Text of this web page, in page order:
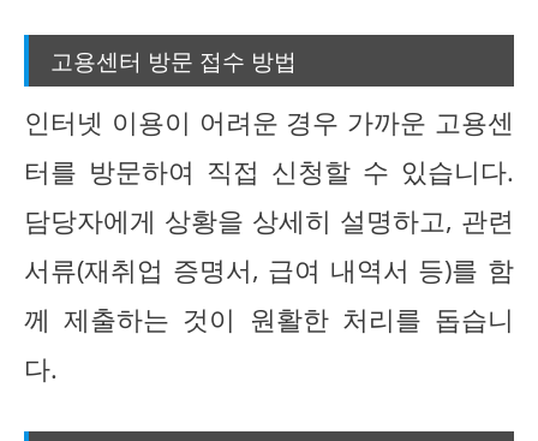
고용센터 방문 접수 방법
인터넷 이용이 어려운 경우 가까운 고용센
터를 방문하여 직접 신청할 수 있습니다.
담당자에게 상황을 상세히 설명하고, 관련
서류(재취업 증명서, 급여 내역서 등)를 함
께 제출하는 것이 원활한 처리를 돕습니
다.